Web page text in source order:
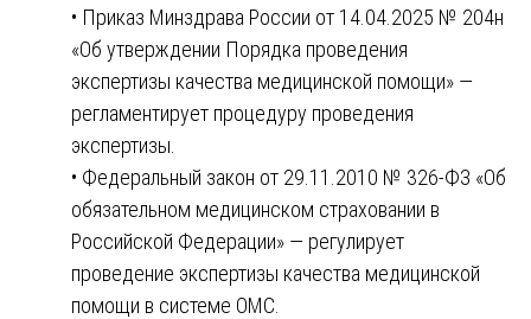
• Приказ Минздрава России от 14.04.2025 № 204н
«Об утверждении Порядка проведения
экспертизы качества медицинской помощи» —
регламентирует процедуру проведения
экспертизы.
• Федеральный закон от 29.11.2010 № 326-ФЗ «Об
обязательном медицинском страховании в
Российской Федерации» — регулирует
проведение экспертизы качества медицинской
помощи в системе ОМС.